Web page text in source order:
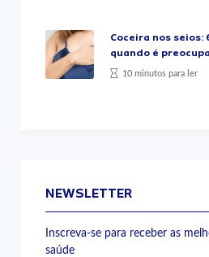
Coceira nos seios:
quando é
10 minutos para ler
NEWSLETTER
Inscreva-se para receber as
saúde